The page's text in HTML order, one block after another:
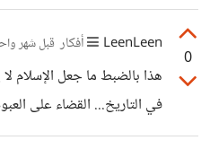
0
LeenLeen أفكار قبل شهر
هذا بالضبط ما جعل الإسلام
في التاريخ... القضاء على
والذي قد يكون غير عادل